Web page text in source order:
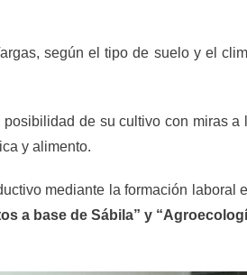
según el tipo de suelo y el
de su cultivo con miras a
y alimento.
mediante la formación laboral
a base de Sábila” y